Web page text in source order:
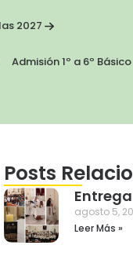
2027
Admisión 1º a 6º Básico
Posts
agosto 5,
Leer Más »